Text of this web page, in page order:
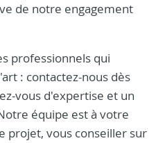
de notre engagement
professionnels qui
: contactez-nous dès
vous d'expertise et un
équipe est à votre
projet, vous conseiller sur